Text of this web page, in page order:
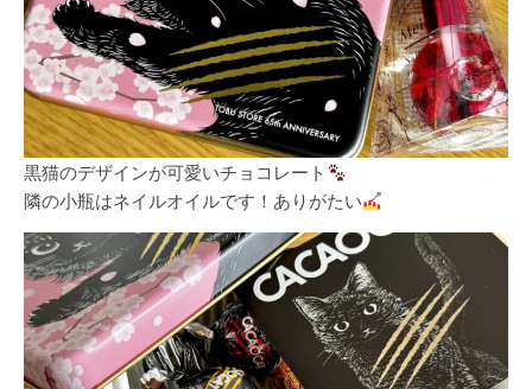
黒猫のデザインが可愛いチョコレート
隣の小瓶はネイルオイルです！ありがたい